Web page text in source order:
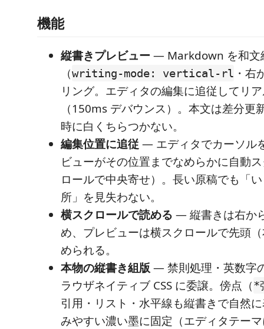
機能
縦書きプレビュー — Markdown を和文
（writing-mode: vertical-rl ・右
リング。エディタの編集に追従してリ
（150ms デバウンス）。本文は差分更
時に白くちらつかない。
編集位置に追従 — エディタでカーソル
ビューがその位置までなめらかに自動
ロールで中央寄せ）。長い原稿でも「
所」を見失わない。
横スクロールで読める — 縦書きは右か
め、プレビューは横スクロールで先頭
められる。
本物の縦書き組版 — 禁則処理・英数字
ラウザネイティブ CSS に委譲。傍点（*
引用・リスト・水平線も縦書きで自然
みやすい濃い墨に固定（エディタテー